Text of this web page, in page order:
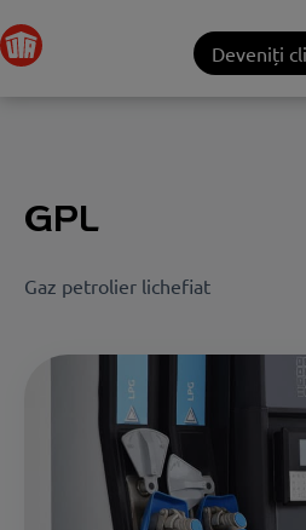
Deveniți
GPL
Gaz petrolier lichefiat